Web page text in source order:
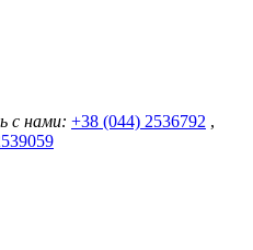
с нами: +38 (044) 2536792 ,